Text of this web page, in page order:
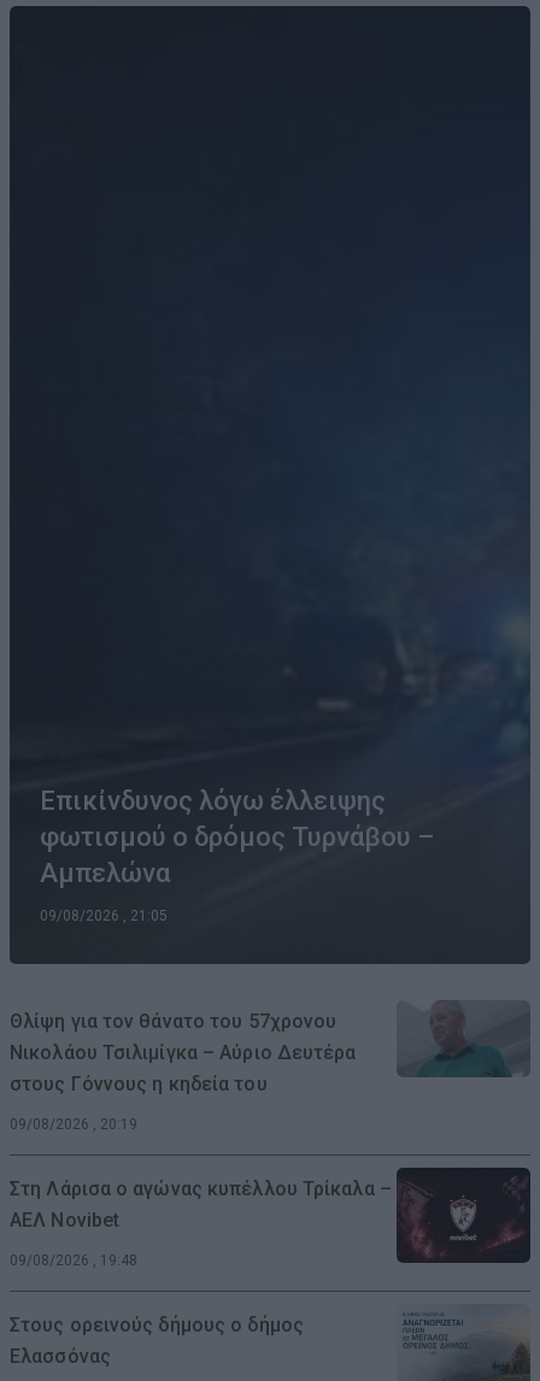
Επικίνδυνος λόγω έλλειψης
φωτισμού ο δρόμος Τυρνάβου –
Αμπελώνα
09/08/2026 , 21:05
Θλίψη για τον θάνατο του 57χρονου
Νικολάου Τσιλιμίγκα – Αύριο Δευτέρα
στους Γόννους η κηδεία του
09/08/2026 , 20:19
Στη Λάρισα ο αγώνας κυπέλλου Τρίκαλα –
ΑΕΛ Novibet
09/08/2026 , 19:48
Στους ορεινούς δήμους ο δήμος
Ελασσόνας